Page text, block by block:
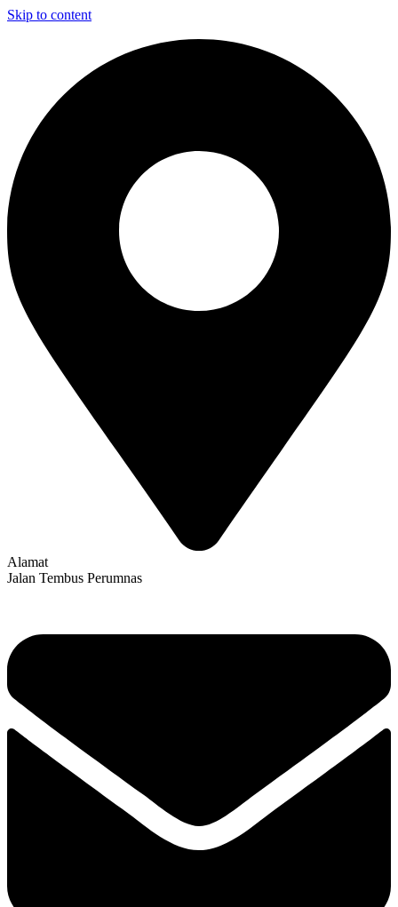
Skip to content
Alamat
Jalan Tembus Perumnas